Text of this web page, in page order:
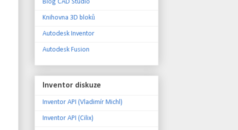
Blog CAD Studio
Knihovna 3D bloků
Autodesk Inventor
Autodesk Fusion
Inventor diskuze
Inventor API (Vladimír Michl)
Inventor API (Cilix)